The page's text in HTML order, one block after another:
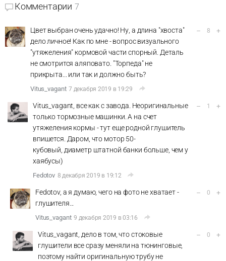
Комментарии 7
Цвет выбран очень удачно! Ну, а длина "хвоста"
дело личное! Как по мне - вопрос визуального
"утяжеления" кормовой части спорный. Деталь
не смотрится аляповато. "Торпеда" не
прикрыта... или так и должно быть?
Vitus_vagant 7 декабря 2019 в 19:29
– 8 +
Vitus_vagant, все как с завода. Неоригинальные
только тормозные машинки. А на счет
утяжеления кормы - тут еще родной глушитель
впишется. Даром, что мотор 50-
кубовый, диаметр штатной банки больше, чем у
хаябусы)
Fedotov 8 декабря 2019 в 19:12
– 1 +
Fedotov, а я думаю, чего на фото не хватает -
глушителя...
Vitus_vagant 9 декабря 2019 в 03:16
– 0 +
Vitus_vagant, дело в том, что стоковые
глушители все сразу меняли на тюнинговые,
поэтому найти оригинальную трубу не
– 0 +